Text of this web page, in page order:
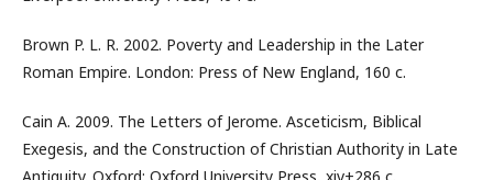
Brown P. L. R. 2002. Poverty and Leadership in the Later
Roman Empire. London: Press of New England, 160 с.
Cain A. 2009. The Letters of Jerome. Asceticism, Biblical
Exegesis, and the Construction of Christian Authority in Late
Antiquity. Oxford: Oxford University Press, xiv+286 с.